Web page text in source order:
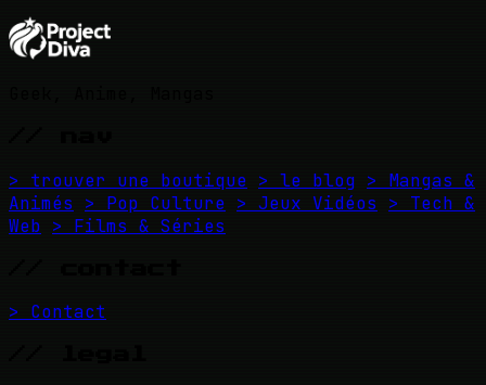
> trouver une boutique > le blog > Mangas &
Animés
> Pop Culture > Jeux Vidéos
> Tech &
Web > Films & Séries
> Contact